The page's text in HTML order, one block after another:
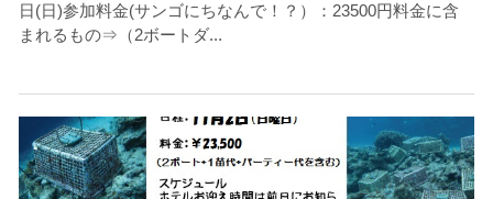
日(日)参加料金(サンゴにちなんで！？）：23500円料金に含
まれるもの⇒（2ボートダ...